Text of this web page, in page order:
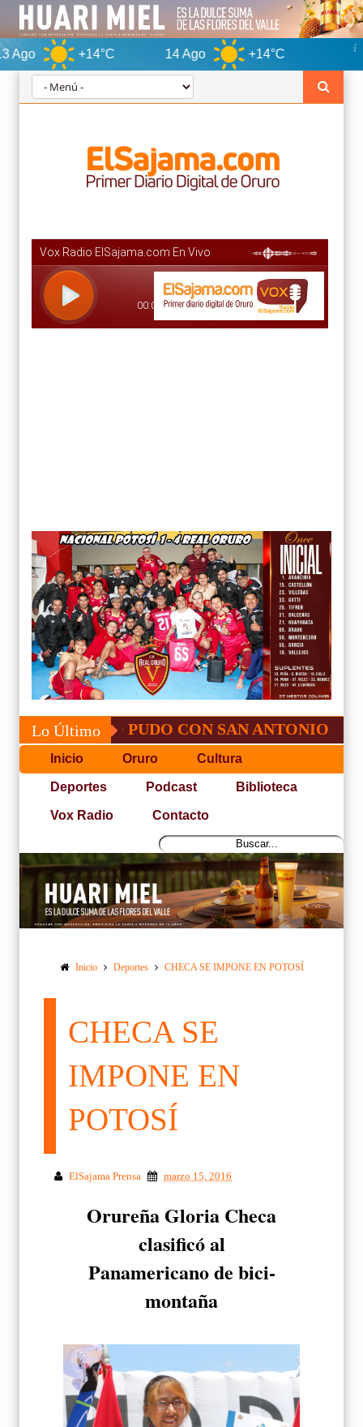
+14°C 14 Ago +14°C
Lo Último
NO PUDO CON SAN ANTONIO
Inicio Oruro Cultura
Deportes Podcast Biblioteca
Vox Radio Contacto
Inicio Deportes CHECA SE IMPONE EN POTOSÍ
CHECA SE
IMPONE EN
POTOSÍ
ElSajama Prensa marzo 15, 2016
Orureña Gloria Checa
clasificó al
Panamericano de bici-
montaña